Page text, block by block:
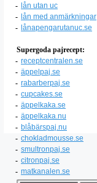
- lån utan uc
- lån med anmärkningar
- lånapengarutanuc.se
Supergoda pajrecept:
- receptcentralen.se
- äppelpaj.se
- rabarberpaj.se
- cupcakes.se
- äppelkaka.se
- äppelkaka.nu
- blåbärspaj.nu
- chokladmousse.se
- smultronpaj.se
- citronpaj.se
- matkanalen.se